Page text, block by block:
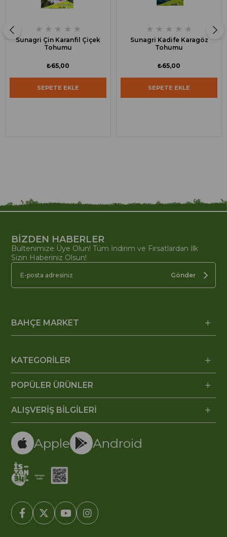
★ ★ ★ ★ ★
Sunagri Çin Karanfil Çiçek
Tohumu
₺65,00
SEPETE EKLE
★ ★ ★ ★ ★
Sunagri Kadife Karagöz
Tohumu
₺65,00
SEPETE EKLE
BİZDEN HABERLER
Bültenimize Üye Olun! Tüm İndirim ve Fırsatlardan İlk
Sizin Haberiniz Olsun!
Gönder
BAHÇE MARKET
KATEGORİLER
POPÜLER ÜRÜNLER
ALIŞVERİŞ BİLGİLERİ
Apple Android